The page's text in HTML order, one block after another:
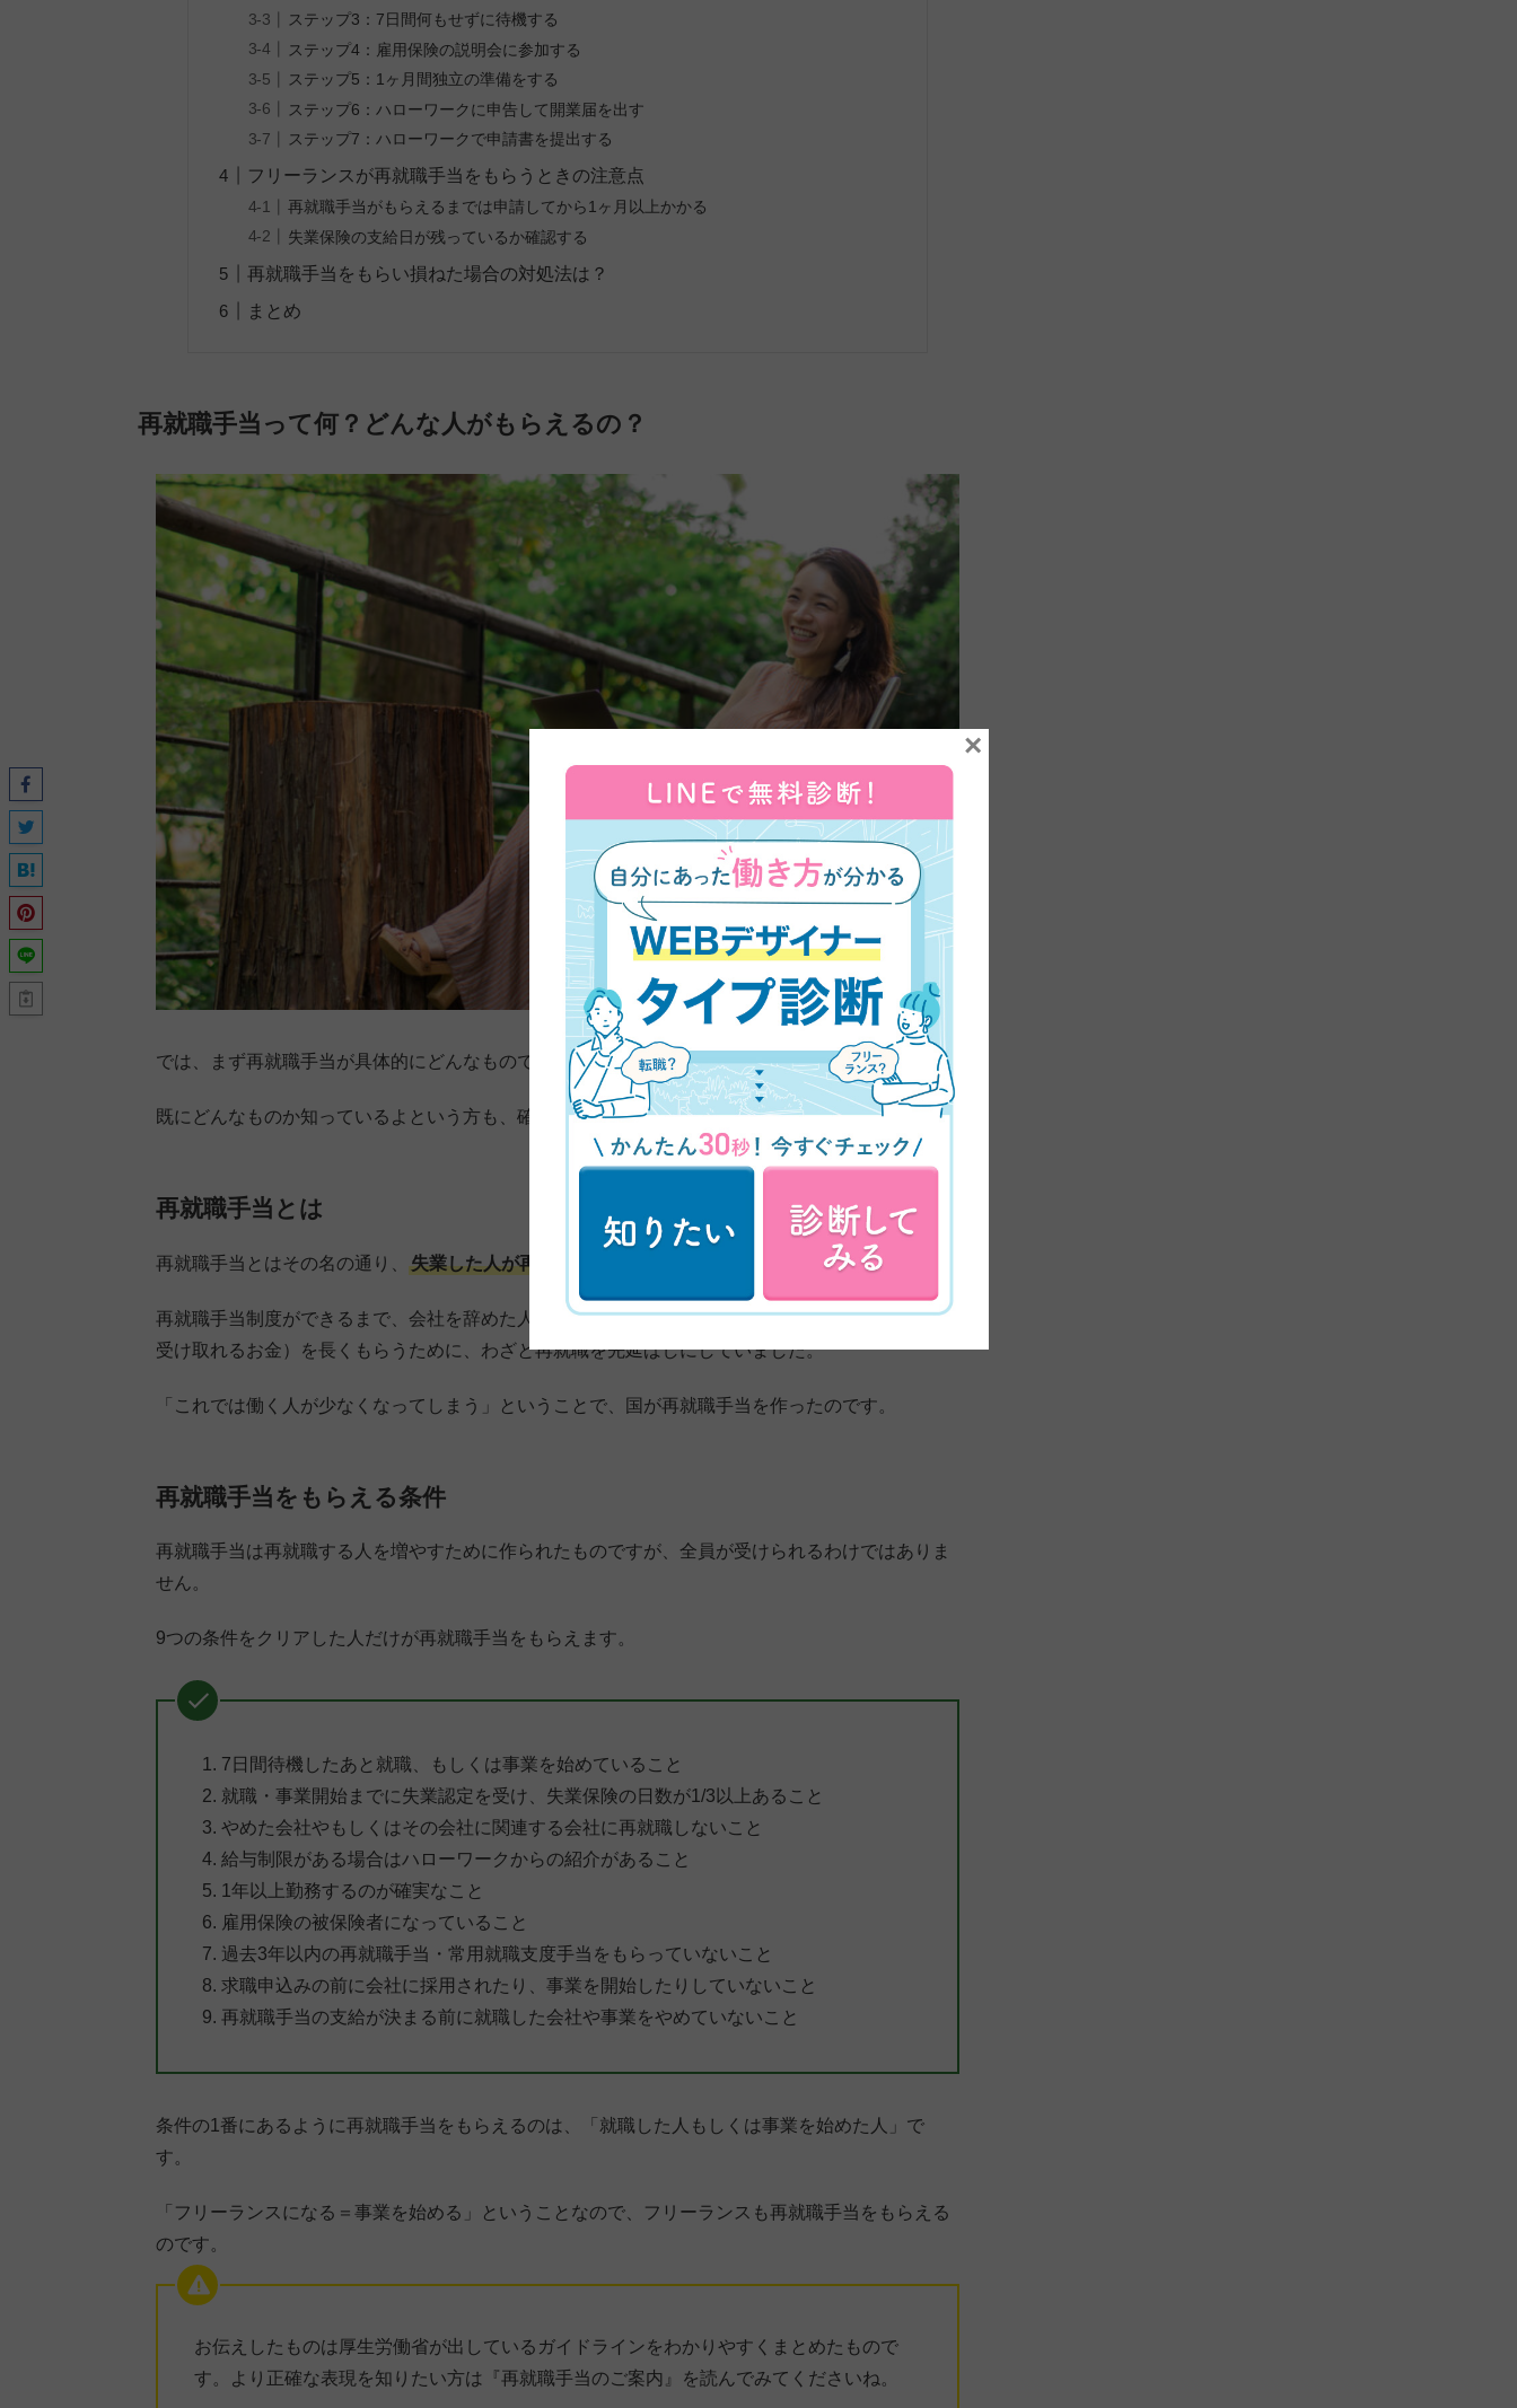
ステップ3：7日間何もせずに待機する
ステップ4：雇用保険の説明会に参加する
ステップ5：1ヶ月間独立の準備をする
ステップ6：ハローワークに申告して開業届を出す
ステップ7：ハローワークで申請書を提出する
フリーランスが再就職手当をもらうときの注意点
再就職手当がもらえるまでは申請してから1ヶ月以上かかる
失業保険の支給日が残っているか確認する
再就職手当をもらい損ねた場合の対処法は？
まとめ
再就職手当って何？どんな人がもらえるの？
では、まず再就職手当が具体的にどんなもので、どんな人がもらえるのかを紹介していきます。
既にどんなものか知っているよという方も、確認のために読んでみてくださいね。
再就職手当とは
再就職手当とはその名の通り、 失業した人が再就職したときに国からもらえるお金です。
再就職手当制度ができるまで、会社を辞めた人は失業手当（雇用保険加入者が会社を辞めたときに
受け取れるお金）を長くもらうために、わざと再就職を先延ばしにしていました。
「これでは働く人が少なくなってしまう」ということで、国が再就職手当を作ったのです。
再就職手当をもらえる条件
再就職手当は再就職する人を増やすために作られたものですが、全員が受けられるわけではありま
せん。
9つの条件をクリアした人だけが再就職手当をもらえます。
7日間待機したあと就職、もしくは事業を始めていること
就職・事業開始までに失業認定を受け、失業保険の日数が1/3以上あること
やめた会社やもしくはその会社に関連する会社に再就職しないこと
給与制限がある場合はハローワークからの紹介があること
1年以上勤務するのが確実なこと
雇用保険の被保険者になっていること
過去3年以内の再就職手当・常用就職支度手当をもらっていないこと
求職申込みの前に会社に採用されたり、事業を開始したりしていないこと
再就職手当の支給が決まる前に就職した会社や事業をやめていないこと
条件の1番にあるように再就職手当をもらえるのは、「就職した人もしくは事業を始めた人」で
す。
「フリーランスになる＝事業を始める」ということなので、フリーランスも再就職手当をもらえる
のです。
お伝えしたものは厚生労働省が出しているガイドラインをわかりやすくまとめたもので
す。より正確な表現を知りたい方は『再就職手当のご案内』を読んでみてくださいね。
×